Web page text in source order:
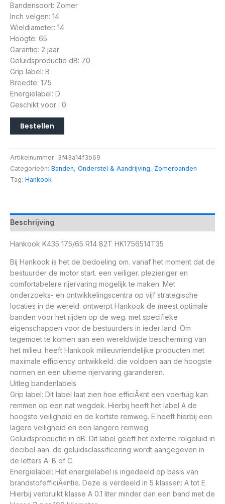
Bandensoort: Zomer
Inch velgen: 14
Wieldiameter: 14
Hoogte: 65
Garantie: 2 jaar
Geluidsproductie dB: 70
Grip label: B
Breedte: 175
Energielabel: D
Geschikt voor : 0.
Bestellen
Artikelnummer: 3f43a14f3b69
Categorieën: Banden, Onderstel & Aandrijving, Zomerbanden
Tag: Hankook
Beschrijving
Hankook K435 175/65 R14 82T HK1756514T35
Bij Hankook is het de bedoeling om. vanaf het moment dat de
bestuurder de motor start. een veiliger. plezieriger en
comfortabelere rijervaring mogelijk te maken. Met
onderzoeks- en ontwikkelingscentra op vijf strategische
locaties in de wereld. ontwerpt Hankook de meest optimale
banden voor het rijden op de weg. met specifieke
eigenschappen voor de bestuurders in ieder land. Om
tegemoet te komen aan een wereldwijde bescherming van
het milieu. heeft Hankook milieuvriendelijke producten met
maximale efficiency ontwikkeld. die voldoen aan de hoogste
normen en een ultieme rijervaring garanderen.
Uitleg bandenlabels
Grip label: Dit label laat zien hoe efficiÃ«nt een voertuig kan
remmen op een nat wegdek. Hierbij heeft het label A de
hoogste veiligheid en de kortste remweg. E heeft hierbij een
lagere veiligheid en een langere remweg
Geluidsproductie in dB: Dit label geeft het externe rolgeluid in
decibel aan. de geluidsclassificering wordt aangegeven in
de letters A. B of C.
Energielabel: Het energielabel is ingedeeld op basis van
brandstofefficiÃ«ntie. Deze is verdeeld in 5 klassen: A tot E.
Hierbij verbruikt klasse A 0.1 liter minder dan een band met de